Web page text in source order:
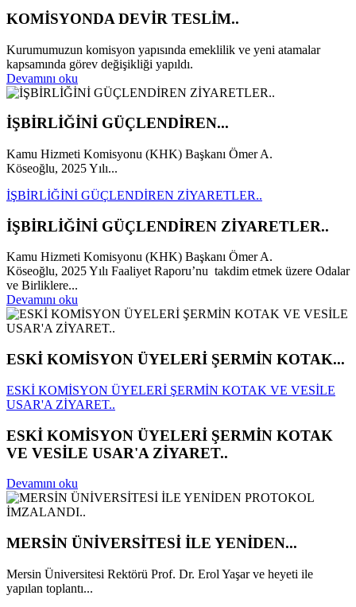
KOMİSYONDA DEVİR TESLİM..
Kurumumuzun komisyon yapısında emeklilik ve yeni atamalar
kapsamında görev değişikliği yapıldı.
Devamını oku
İŞBİRLİĞİNİ GÜÇLENDİREN...
Kamu Hizmeti Komisyonu (KHK) Başkanı Ömer A.
Köseoğlu, 2025 Yılı...
İŞBİRLİĞİNİ GÜÇLENDİREN ZİYARETLER..
İŞBİRLİĞİNİ GÜÇLENDİREN ZİYARETLER..
Kamu Hizmeti Komisyonu (KHK) Başkanı Ömer A.
Köseoğlu, 2025 Yılı Faaliyet Raporu’nu takdim etmek üzere Odalar
ve Birliklere...
Devamını oku
ESKİ KOMİSYON ÜYELERİ ŞERMİN KOTAK...
ESKİ KOMİSYON ÜYELERİ ŞERMİN KOTAK VE VESİLE
USAR'A ZİYARET..
ESKİ KOMİSYON ÜYELERİ ŞERMİN KOTAK
VE VESİLE USAR'A ZİYARET..
Devamını oku
MERSİN ÜNİVERSİTESİ İLE YENİDEN...
Mersin Üniversitesi Rektörü Prof. Dr. Erol Yaşar ve heyeti ile
yapılan toplantı...